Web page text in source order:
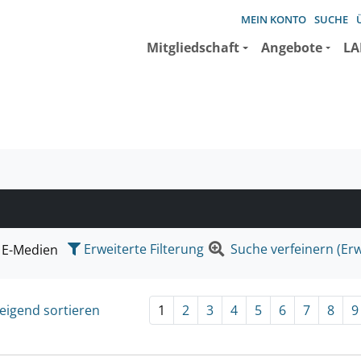
MEIN KONTO SUCHE
Mitgliedschaft Angebote
suchen wollen.
E-Medien Erweiterte Filterung Suche verfeinern
sortieren 1 2 3 4 5 6 7 8 9